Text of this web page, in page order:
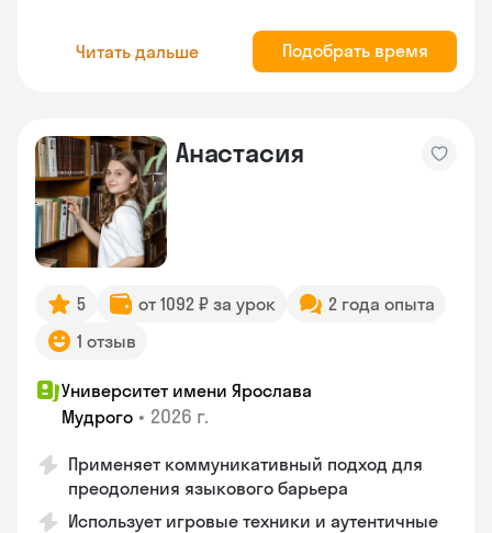
Читать дальше Подобрать время
Анастасия
5 от 1092 ₽ за урок
2 года опыта
1 отзыв
Университет имени Ярослава
Мудрого • 2026 г.
Применяет коммуникативный подход для
преодоления языкового барьера
Использует игровые техники и аутентичные